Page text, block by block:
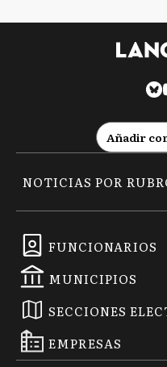
Añadir
FUNCIONARIOS
MUNICIPIOS
SECCIONES
EMPRESAS
NOTICIAS POR